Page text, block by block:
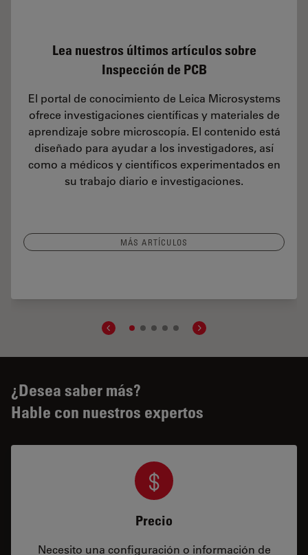
Lea nuestros últimos artículos sobre
Inspección de PCB
El portal de conocimiento de Leica Microsystems
ofrece investigaciones científicas y materiales de
aprendizaje sobre microscopía. El contenido está
diseñado para ayudar a los investigadores, así
como a médicos y científicos experimentados en
su trabajo diario e investigaciones.
MÁS ARTÍCULOS
¿Desea saber más?
Hable con nuestros expertos
Precio
Necesito una configuración o información de